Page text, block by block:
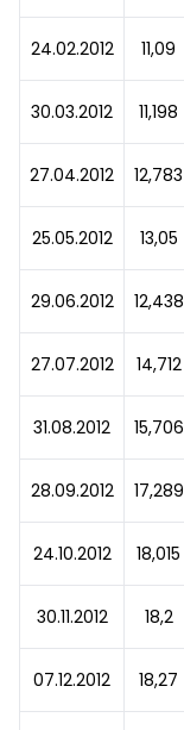
24.02.2012 11,09
30.03.2012 11,198
27.04.2012 12,783
25.05.2012 13,05
29.06.2012 12,438
27.07.2012 14,712
31.08.2012 15,706
28.09.2012 17,289
24.10.2012 18,015
30.11.2012 18,2
07.12.2012 18,27